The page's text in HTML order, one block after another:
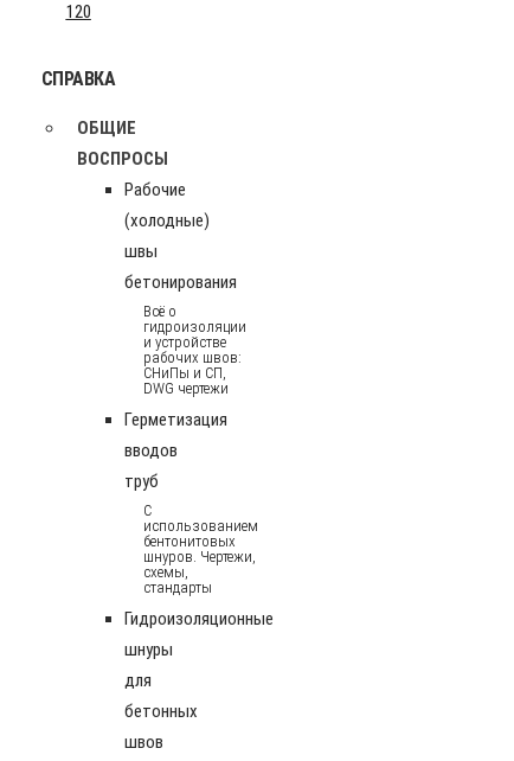
120
СПРАВКА
ОБЩИЕ
ВОСПРОСЫ
Рабочие
(холодные)
швы
бетонирования
Всё о
гидроизоляции
и устройстве
рабочих швов:
СНиПы и СП,
DWG чертежи
Герметизация
вводов
труб
С
использованием
бентонитовых
шнуров. Чертежи,
схемы,
стандарты
Гидроизоляционные
шнуры
для
бетонных
швов